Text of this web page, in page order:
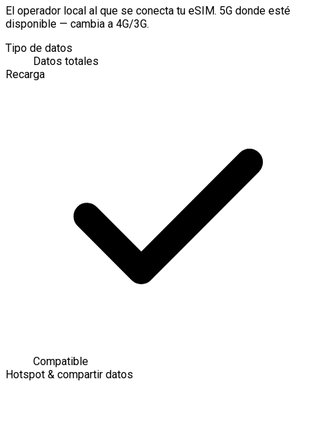
El operador local al que se conecta tu eSIM. 5G donde esté
disponible — cambia a 4G/3G.
Tipo de datos
Datos totales
Recarga
Compatible
Hotspot & compartir datos